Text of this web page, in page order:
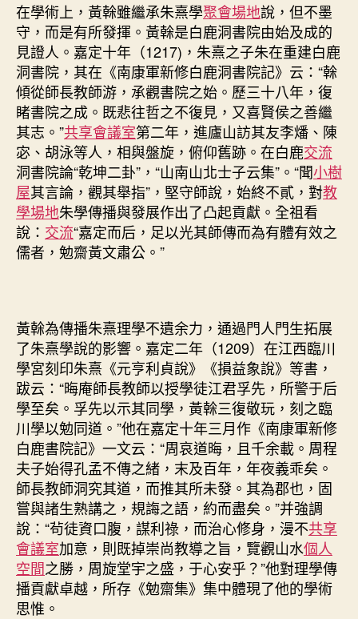
在學術上，黃榦雖繼承朱熹學聚會場地說，但不墨
守，而是有所發揮。黃榦是白鹿洞書院由始及成的
見證人。嘉定十年（1217)，朱熹之子朱在重建白鹿
洞書院，其在《南康軍新修白鹿洞書院記》云：“榦
傾從師長教師游，承觀書院之始。歷三十八年，復
睹書院之成。既悲往哲之不復見，又喜賢侯之善繼
其志。”共享會議室第二年，進廬山訪其友李燔、陳
宓、胡泳等人，相與盤旋，俯仰舊跡。在白鹿交流
洞書院論“乾坤二卦”，“山南山北士子云集”。“聞小樹
屋其言論，觀其舉指”，堅守師說，始終不貳，對教
學場地朱學傳播與發展作出了凸起貢獻。全祖看
說： 交流“嘉定而后，足以光其師傳而為有體有效之
儒者，勉齋黃文肅公。”
黃榦為傳播朱熹理學不遺余力，通過門人門生拓展
了朱熹學說的影響。嘉定二年（1209）在江西臨川
學宮刻印朱熹《元亨利貞說》《損益象說》等書，
跋云：“晦庵師長教師以授學徒江君孚先，所警于后
學至矣。孚先以示其同學，黃榦三復敬玩，刻之臨
川學以勉同道。”他在嘉定十年三月作《南康軍新修
白鹿書院記》一文云：“周哀道晦，且千余載。周程
夫子始得孔孟不傳之緒，末及百年，年夜義乖矣。
師長教師洞究其道，而推其所未發。其為郡也，固
嘗與諸生熟講之，規誨之語，約而盡矣。”并強調
說：“茍徒資口腹，謀利祿，而治心修身，漫不共享
會議室加意，則既掉崇尚教導之旨，覽觀山水個人
空間之勝，周旋堂宇之盛，于心安乎？”他對理學傳
播貢獻卓越，所存《勉齋集》集中體現了他的學術
思惟。